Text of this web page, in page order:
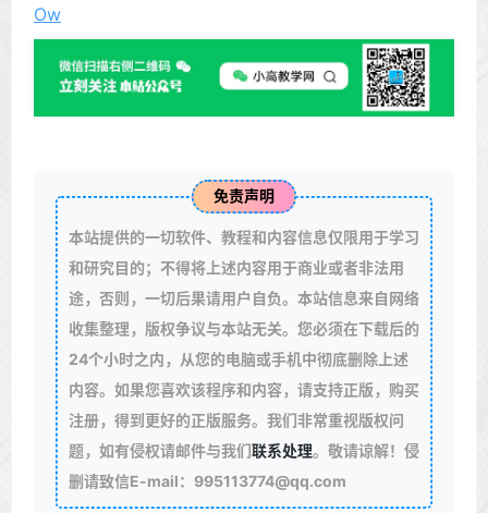
Ow
免责声明
本站提供的一切软件、教程和内容信息仅限用于学习
和研究目的；不得将上述内容用于商业或者非法用
途，否则，一切后果请用户自负。本站信息来自网络
收集整理，版权争议与本站无关。您必须在下载后的
24个小时之内，从您的电脑或手机中彻底删除上述
内容。如果您喜欢该程序和内容，请支持正版，购买
注册，得到更好的正版服务。我们非常重视版权问
题，如有侵权请邮件与我们联系处理。敬请谅解！侵
删请致信E-mail：995113774@qq.com